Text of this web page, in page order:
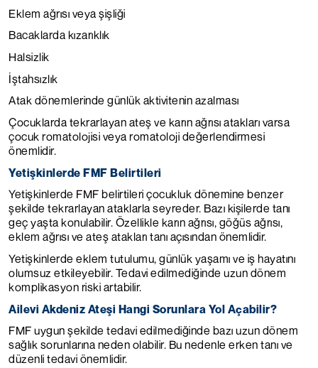
Eklem ağrısı veya şişliği
Bacaklarda kızarıklık
Halsizlik
İştahsızlık
Atak dönemlerinde günlük aktivitenin azalması
Çocuklarda tekrarlayan ateş ve karın ağrısı atakları varsa
çocuk romatolojisi veya romatoloji değerlendirmesi
önemlidir.
Yetişkinlerde FMF Belirtileri
Yetişkinlerde FMF belirtileri çocukluk dönemine benzer
şekilde tekrarlayan ataklarla seyreder. Bazı kişilerde tanı
geç yaşta konulabilir. Özellikle karın ağrısı, göğüs ağrısı,
eklem ağrısı ve ateş atakları tanı açısından önemlidir.
Yetişkinlerde eklem tutulumu, günlük yaşamı ve iş hayatını
olumsuz etkileyebilir. Tedavi edilmediğinde uzun dönem
komplikasyon riski artabilir.
Ailevi Akdeniz Ateşi Hangi Sorunlara Yol Açabilir?
FMF uygun şekilde tedavi edilmediğinde bazı uzun dönem
sağlık sorunlarına neden olabilir. Bu nedenle erken tanı ve
düzenli tedavi önemlidir.